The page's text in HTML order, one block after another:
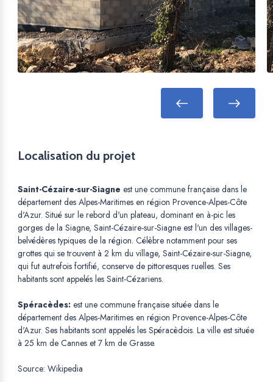
Localisation du projet
Saint-Cézaire-sur-Siagne est une commune française dans le
département des Alpes-Maritimes en région Provence-Alpes-Côte
d'Azur. Situé sur le rebord d'un plateau, dominant en à-pic les
gorges de la Siagne, Saint-Cézaire-sur-Siagne est l'un des villages-
belvédères typiques de la région. Célèbre notamment pour ses
grottes qui se trouvent à 2 km du village, Saint-Cézaire-sur-Siagne,
qui fut autrefois fortifié, conserve de pittoresques ruelles. Ses
habitants sont appelés les Saint-Cézariens.
Spéracèdes: est une commune française située dans le
département des Alpes-Maritimes en région Provence-Alpes-Côte
d'Azur. Ses habitants sont appelés les Spéracèdois. La ville est située
à 25 km de Cannes et 7 km de Grasse.
Source: Wikipedia